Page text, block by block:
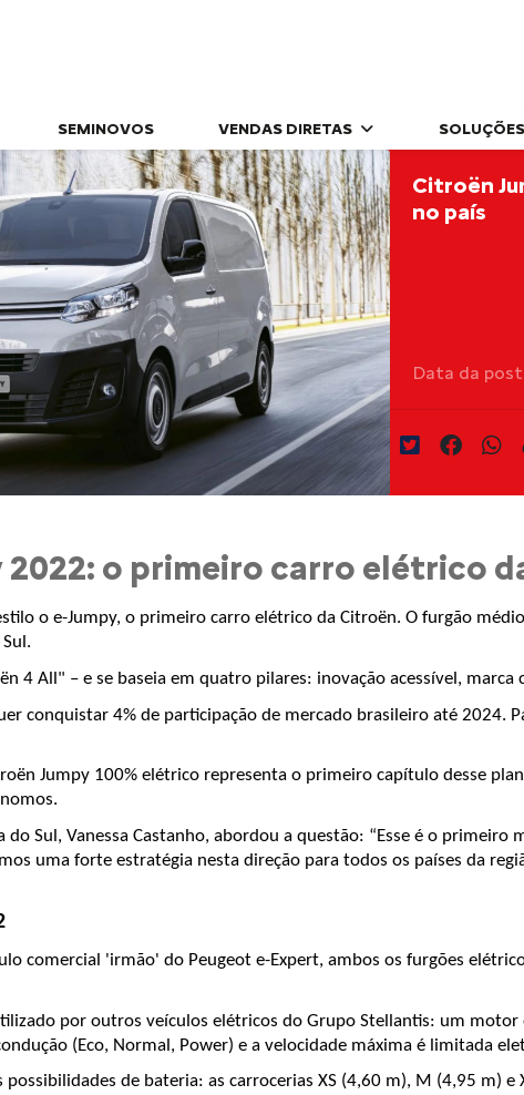
SEMINOVOS VENDAS DIRETAS
Citroën
no país
Data da
o primeiro carro elétrico
o e-Jumpy, o primeiro carro elétrico da Citroën. O furgão
4 All" – e se baseia em quatro pilares: inovação acessível,
conquistar 4% de participação de mercado brasileiro até 2024.
Jumpy 100% elétrico representa o primeiro capítulo desse
do Sul, Vanessa Castanho, abordou a questão: “Esse é o
uma forte estratégia nesta direção para todos os países da
comercial 'irmão' do Peugeot e-Expert, ambos os furgões
por outros veículos elétricos do Grupo Stellantis: um
(Eco, Normal, Power) e a velocidade máxima é limitada
possibilidades de bateria: as carrocerias XS (4,60 m), M (4,95 m)